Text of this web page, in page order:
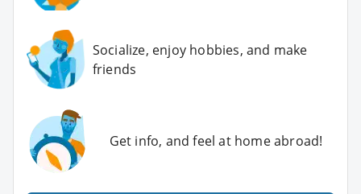
Socialize, enjoy hobbies, and make
friends
Get info, and feel at home abroad!